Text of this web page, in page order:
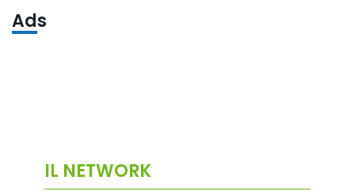
Ads
IL NETWORK